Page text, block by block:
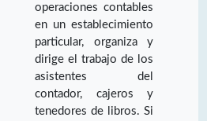
operaciones contables
en un establecimiento
particular, organiza y
dirige el trabajo de los
asistentes del
contador, cajeros y
tenedores de libros. Si